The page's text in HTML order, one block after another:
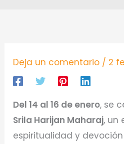
Deja un comentario / 2
Del 14 al 16 de enero, se
Srila Harijan Maharaj, un
espiritualidad y